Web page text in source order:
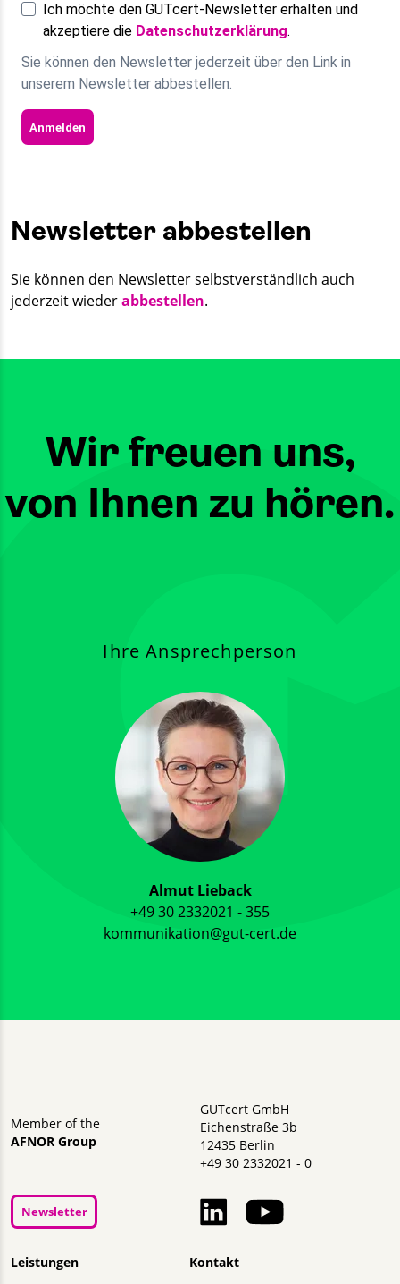
Ich möchte den GUTcert-Newsletter erhalten und
akzeptiere die Datenschutzerklärung.
Sie können den Newsletter jederzeit über den Link in
unserem Newsletter abbestellen.
Anmelden
Newsletter abbestellen
Sie können den Newsletter selbstverständlich auch
jederzeit wiederabbestellen.
Wir freuen uns,
von Ihnen zu hören.
Ihre Ansprechperson
Almut Lieback
+49 30 2332021 - 355
kommunikation@gut-cert.de
Member of the
AFNOR Group
GUTcert GmbH
Eichenstraße 3b
12435 Berlin
+49 30 2332021 - 0
Navigation überspringen
Leistungen Kontakt
Newsletter